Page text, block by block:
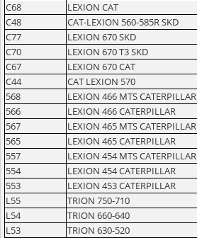
C68
LEXION CAT
C48
CAT-LEXION 560-585R SKD
C77
LEXION 670 SKD
C70
LEXION 670 T3 SKD
C67
LEXION 670 CAT
C44
CAT LEXION 570
568
LEXION 466 MTS CATERPILLAR
566
LEXION 466 CATERPILLAR
567
LEXION 465 MTS CATERPILLAR
565
LEXION 465 CATERPILLAR
557
LEXION 454 MTS CATERPILLAR
554
LEXION 454 CATERPILLAR
553
LEXION 453 CATERPILLAR
L55
TRION 750-710
L54
TRION 660-640
L53
TRION 630-520